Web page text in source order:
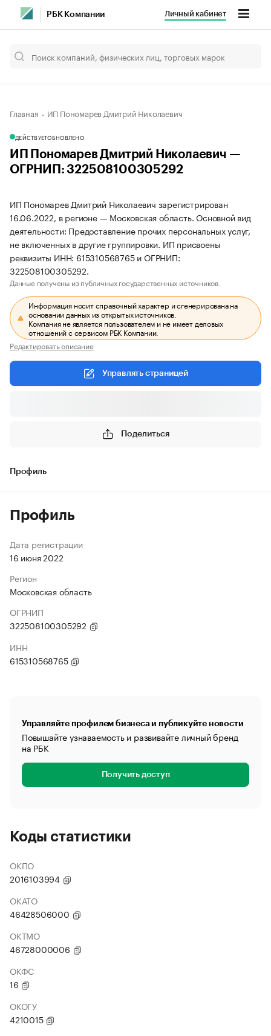
РБК Компании Личный кабинет
Главная ИП Пономарев Дмитрий Николаевич
ДЕЙСТВУЕТОБНОВЛЕНО
ИП Пономарев Дмитрий Николаевич —
ОГРНИП: 322508100305292
ИП Пономарев Дмитрий Николаевич зарегистрирован
16.06.2022, в регионе — Московская область. Основной вид
деятельности: Предоставление прочих персональных услуг,
не включенных в другие группировки. ИП присвоены
реквизиты ИНН: 615310568765 и ОГРНИП:
322508100305292.
Данные получены из публичных государственных источников.
Информация носит справочный характер и сгенерирована на
основании данных из открытых источников.
Компания не является пользователем и не имеет деловых
отношений с сервисом РБК Компании.
Редактировать описание
Управлять страницей
Поделиться
Профиль
Профиль
Дата регистрации
16 июня 2022
Регион
Московская область
ОГРНИП
322508100305292
ИНН
615310568765
Управляйте профилем бизнеса и публикуйте новости
Повышайте узнаваемость и развивайте личный бренд
на РБК
Получить доступ
Коды статистики
ОКПО
2016103994
ОКАТО
46428506000
ОКТМО
46728000006
ОКФС
16
ОКОГУ
4210015